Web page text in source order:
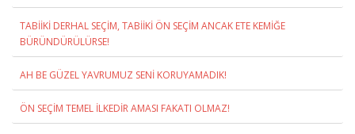
TABİİKİ DERHAL SEÇİM, TABİİKİ ÖN SEÇİM ANCAK ETE KEMİĞE
BÜRÜNDÜRÜLÜRSE!
AH BE GÜZEL YAVRUMUZ SENİ KORUYAMADIK!
ÖN SEÇİM TEMEL İLKEDİR AMASI FAKATI OLMAZ!